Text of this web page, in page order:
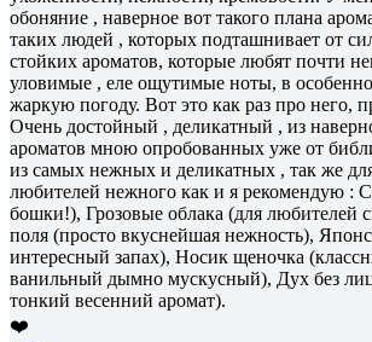
обоняние , наверное вот такого плана
таких людей , которых подташнивает от
стойких ароматов, которые любят почти
уловимые , еле ощутимые ноты, в
жаркую погоду. Вот это как раз про него,
Очень достойный , деликатный , из
ароматов мною опробованных уже от
из самых нежных и деликатных , так же
любителей нежного как и я рекомендую :
бошки!), Грозовые облака (для любителей
поля (просто вкуснейшая нежность),
интересный запах), Носик щеночка
ванильный дымно мускусный), Дух без
тонкий весенний аромат).
❤️